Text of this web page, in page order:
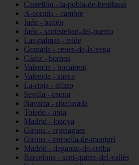
Castellón - la-pobla-de-benifassà
A-coruña - cambre
Jaén - bailén
Jaén - santisteban-del-puerto
Las-palmas - telde
Granada - cenes-de-la-vega
Cádiz - bornos
Valencia - bocairent
Valencia - sueca
La-rioja - alfaro
Sevilla - osuna
Navarra - ribaforada
Toledo - urda
Madrid - lozoya
Girona - argelaguer
Girona - torroella-de-montgrí
Madrid - daganzo-de-arriba
Barcelona - sant-quirze-del-vallès